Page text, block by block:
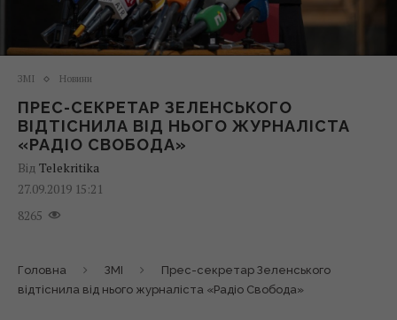
ЗМІ Новини
ПРЕС-СЕКРЕТАР ЗЕЛЕНСЬКОГО
ВІДТІСНИЛА ВІД НЬОГО ЖУРНАЛІСТА
«РАДІО СВОБОДА»
Від Telekritika
27.09.2019 15:21
8265
Головна ЗМІ
Прес-секретар Зеленського
відтіснила від нього журналіста «Радіо Свобода»